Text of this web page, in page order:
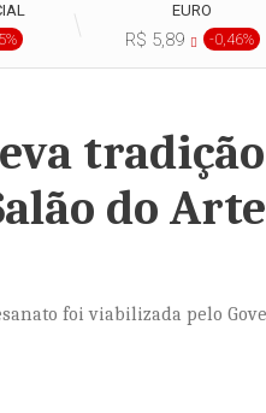
EURO
R$ 5,89 -0,46%
do
foi viabilizada pelo